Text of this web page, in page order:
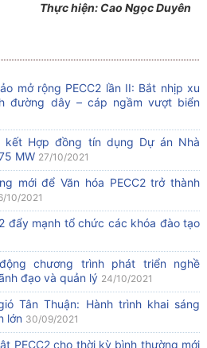
Thực hiện: Cao Ngọc Duyên
mở rộng PECC2 lần II: Bắt nhịp xu
đường dây – cáp ngầm vượt biển
kết Hợp đồng tín dụng Dự án Nhà
MW 27/10/2021
mới để Văn hóa PECC2 trở thành
10/2021
đẩy mạnh tổ chức các khóa đào tạo
chương trình phát triển nghề
đạo và quản lý 24/10/2021
Tân Thuận: Hành trình khai sáng
lớn 30/09/2021
PECC2 cho thời kỳ bình thường mới